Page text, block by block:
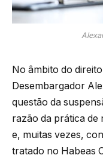
No âmbito do
Desembargador
questão da
razão da prática de
e, muitas vezes,
tratado no Habeas